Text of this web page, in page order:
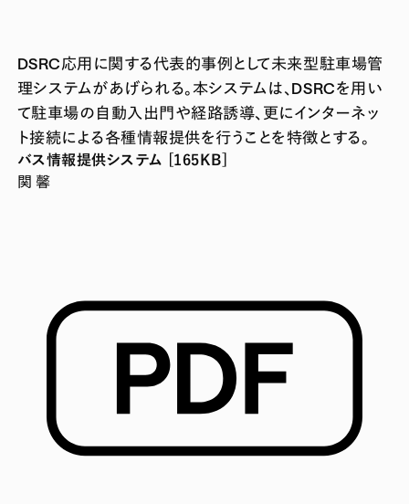
DSRC応用に関する代表的事例として未来型駐車場管
理システムがあげられる。本システムは、DSRCを用い
て駐車場の自動入出門や経路誘導、更にインターネッ
ト接続による各種情報提供を行うことを特徴とする。
バス情報提供システム [165KB]
関 馨